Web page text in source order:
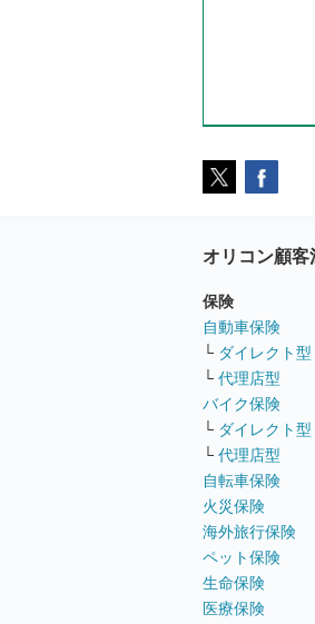
オリコン顧
保険
自動車保険
└ ダイレクト型
└ 代理店型
バイク保険
└ ダイレクト型
└ 代理店型
自転車保険
火災保険
海外旅行保険
ペット保険
生命保険
医療保険